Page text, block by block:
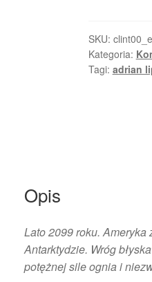
SKU:
Kategoria:
Tagi: adrian
Opis
Lato 2099 roku.
Antarktydzie. Wróg
potężnej sile ognia i